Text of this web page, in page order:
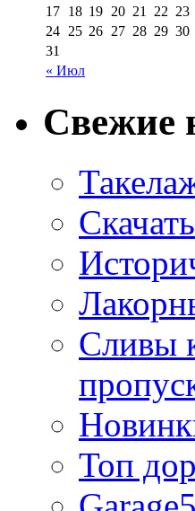
« Июл
17 18 19 20 21 22 23
24 25 26 27 28 29 30
31
Свежие
Сливы
Топ